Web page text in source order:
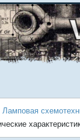
Ламповая